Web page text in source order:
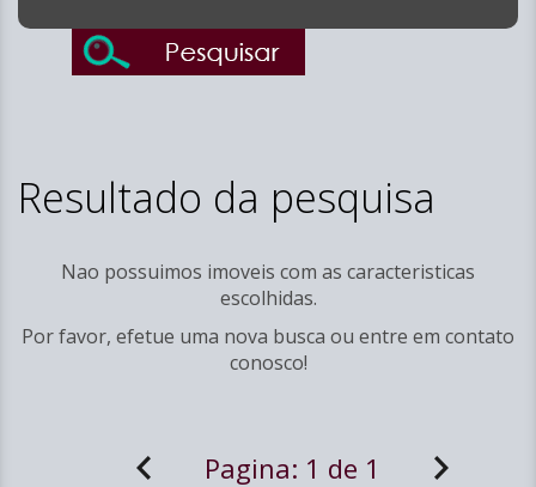
Resultado da pesquisa
Nao possuimos imoveis com as caracteristicas
escolhidas.
Por favor, efetue uma nova busca ou entre em contato
conosco!
Pagina: 1 de 1